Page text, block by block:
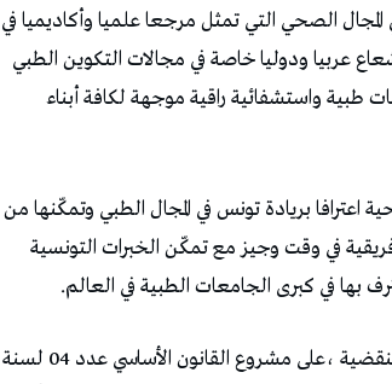
المجال الصحي التي تمثل مرجعا علميا وأكاديميا في
عربيا ودوليا خاصة في مجالات التكوين الطبي
طبية واستشفائية راقية موجهة لكافة أبناء
اعترافا بريادة تونس في المجال الطبي وتمكّنها من
في وقت وجيز مع تمكّن الخبرات التونسية
بها في كبرى الجامعات الطبية في العالم.
وفي سياق متصل صادق مجلس نواب الشعب خلال السنة المنقضية ،على مشروع القانون الأساسي عدد 04 لسنة